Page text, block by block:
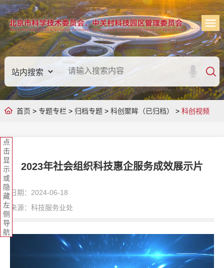
首页 > 专题专栏 > 归档专题> 科创聚眸（已归档） > 科创视频
点
击
显
示
或
隐
藏
左
侧
导
航
2023年社会组织科技惠企服务成效展示片
日期：2024-06-18
来源：科技服务业处